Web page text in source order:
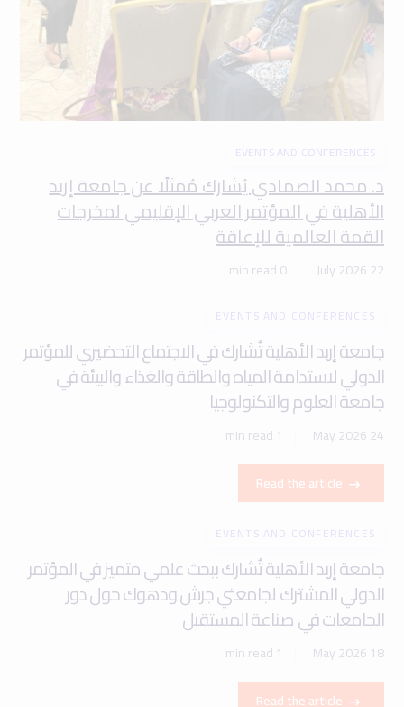
EVENTS AND CONFERENCES
د. محمد الصمادي يُشارك مُمثلًا عن جامعة إربد
الأهلية في المؤتمر العربي الإقليمي لمخرجات
القمة العالمية للإعاقة
22 July 2026
0 min read
EVENTS AND CONFERENCES
جامعة إربد الأهلية تُشارك في الاجتماع التحضيري للمؤتمر
الدولي لاستدامة المياه والطاقة والغذاء والبيئة في
جامعة العلوم والتكنولوجيا
24 May 2026
1 min read
Read the article
EVENTS AND CONFERENCES
جامعة إربد الأهلية تُشارك ببحث علمي متميز في المؤتمر
الدولي المشترك لجامعتي جرش ودهوك حول دور
الجامعات في صناعة المستقبل
18 May 2026
1 min read
Read the article